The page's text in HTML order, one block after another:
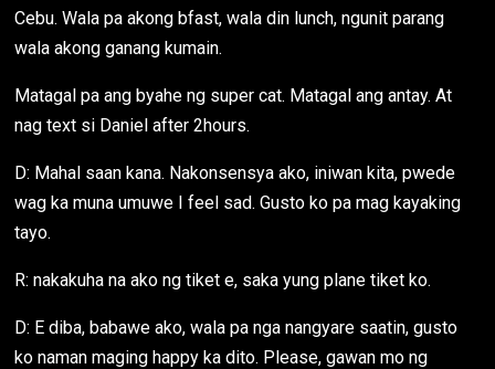
Cebu. Wala pa akong bfast, wala din lunch, ngunit parang
wala akong ganang kumain.
Matagal pa ang byahe ng super cat. Matagal ang antay. At
nag text si Daniel after 2hours.
D: Mahal saan kana. Nakonsensya ako, iniwan kita, pwede
wag ka muna umuwe I feel sad. Gusto ko pa mag kayaking
tayo.
R: nakakuha na ako ng tiket e, saka yung plane tiket ko.
D: E diba, babawe ako, wala pa nga nangyare saatin, gusto
ko naman maging happy ka dito. Please, gawan mo ng